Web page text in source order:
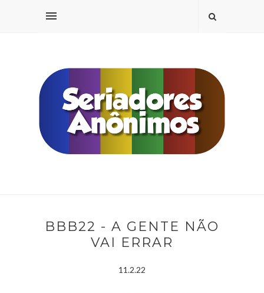
BBB22 - A GENTE NÃO
VAI ERRAR
11.2.22